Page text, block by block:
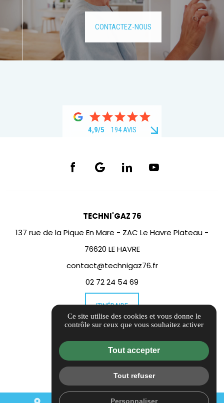
CONTACTEZ-NOUS
4,9/5 194 AVIS
TECHNI'GAZ 76
137 rue de la Pique En Mare - ZAC Le Havre Plateau -
76620 LE HAVRE
contact@technigaz76.fr
02 72 24 54 69
ITINÉRAIRE
Informations complémentaires
Mentions légales
Politique de confidentialité
Gestion des cookies
Ce site utilise des cookies et vous donne le
contrôle sur ceux que vous souhaitez activer
Tout accepter
Tout refuser
Personnaliser